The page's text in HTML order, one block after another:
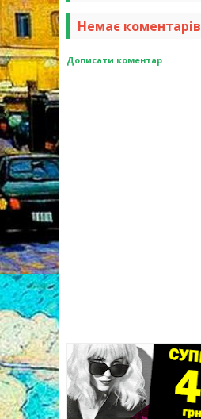
Немає коментарів
Дописати коментар